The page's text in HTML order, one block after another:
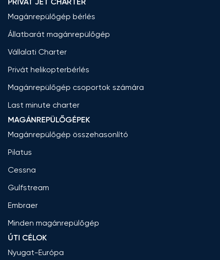
Magánrepülőgép bérlés
Állatbarát magánrepülőgép
Vállalati Charter
Privát helikopterbérlés
Magánrepülőgép csoportok számára
Last minute charter
MAGÁNREPÜLŐGÉPEK
Magánrepülőgép összehasonlító
Pilatus
Cessna
Gulfstream
Embraer
Minden magánrepülőgép
ÚTI CÉLOK
Nyugat-Európa